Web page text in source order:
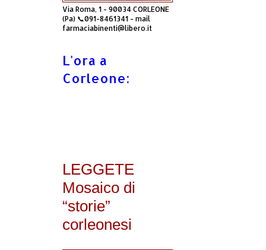
Via Roma, 1 - 90034 CORLEONE
(Pa) 📞091-8461341 - mail
farmaciabinenti@libero.it
L'ora a
Corleone:
LEGGETE
Mosaico di
“storie”
corleonesi